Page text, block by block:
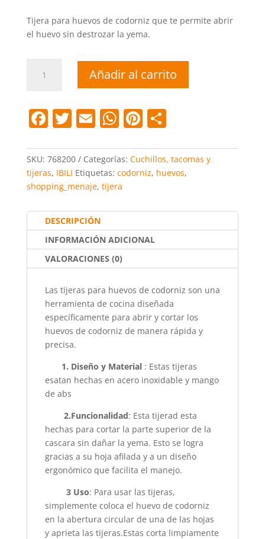
Tijera para huevos de codorniz que te permite abrir
el huevo sin destrozar la yema.
huevos
Añadir al carrito
F
c
e
b
o
o
k
T
itt
er
E
ai
l
W
at
s
A
p
p
Pi
er
e
C
m
p
tir
SKU: 768200 Categorías: Cuchillos, tacomas y
tijeras, IBILI Etiquetas: codorniz, huevos,
shopping_menaje, tijera
DESCRIPCIÓN
INFORMACIÓN ADICIONAL
VALORACIONES (0)
Las tijeras para huevos de codorniz son una
herramienta de cocina diseñada
específicamente para abrir y cortar los
huevos de codorniz de manera rápida y
precisa.
1. Diseño y Material: Estas tijeras
esatan hechas en acero inoxidable y mango
de abs
2.Funcionalidad: Esta tijerad esta
hechas para cortar la parte superior de la
cascara sin dañar la yema. Esto se logra
gracias a su hoja afilada y a un diseño
ergonómico que facilita el manejo.
3 Uso: Para usar las tijeras,
simplemente coloca el huevo de codorniz
en la abertura circular de una de las hojas
y aprieta las tijeras.Estas corta limpiamente